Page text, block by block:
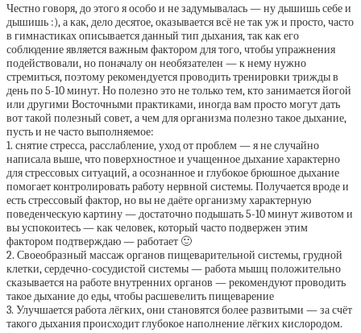
Честно говоря, до этого я особо и не задумывалась — ну дышишь себе и
дышишь :), а как, дело десятое, оказывается всё не так уж и просто, часто
в гимнастиках описывается данный тип дыхания, так как его
соблюдение является важным фактором для того, чтобы упражнения
подействовали, но поначалу он необязателен — к нему нужно
стремиться, поэтому рекомендуется проводить тренировки трижды в
день по 5-10 минут. Но полезно это не только тем, кто занимается йогой
или другими Восточными практиками, иногда вам просто могут дать
вот такой полезный совет, а чем для организма полезно такое дыхание,
пусть и не часто выполняемое:
1. снятие стресса, расслабление, уход от проблем — я не случайно
написала выше, что поверхностное и учащенное дыхание характерно
для стрессовых ситуаций, а осознанное и глубокое брюшное дыхание
помогает контролировать работу нервной системы. Получается вроде и
есть стрессовый фактор, но вы не даёте организму характерную
поведенческую картину — достаточно подышать 5-10 минут животом и
вы успокоитесь — как человек, который часто подвержен этим
фактором подтверждаю — работает 🙂
2. Своеобразный массаж органов пищеварительной системы, грудной
клетки, сердечно-сосудистой системы — работа мышц положительно
сказывается на работе внутренних органов — рекомендуют проводить
такое дыхание до еды, чтобы расшевелить пищеварение
3. Улучшается работа лёгких, они становятся более развитыми — за счёт
такого дыхания происходит глубокое наполнение лёгких кислородом.